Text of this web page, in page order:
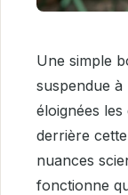
Une simple
suspendue à
éloignées
derrière
nuances
fonctionne